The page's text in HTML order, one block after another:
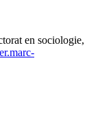
en sociologie,